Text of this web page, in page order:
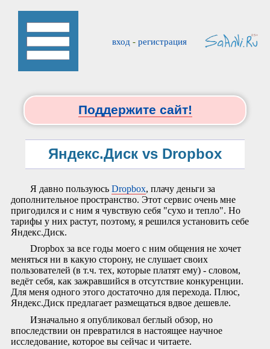
вход - регистрация
Поддержите сайт!
Яндекс.Диск vs Dropbox
Я давно пользуюсь Dropbox, плачу деньги за
дополнительное пространство. Этот сервис очень мне
пригодился и с ним я чувствую себя "сухо и тепло". Но
тарифы у них растут, поэтому, я решился установить себе
Яндекс.Диск.
Dropbox за все годы моего с ним общения не хочет
меняться ни в какую сторону, не слушает своих
пользователей (в т.ч. тех, которые платят ему) - словом,
ведёт себя, как зажравшийся в отсутствие конкуренции.
Для меня одного этого достаточно для перехода. Плюс,
Яндекс.Диск предлагает размещаться вдвое дешевле.
Изначально я опубликовал беглый обзор, но
впоследствии он превратился в настоящее научное
исследование, которое вы сейчас и читаете.